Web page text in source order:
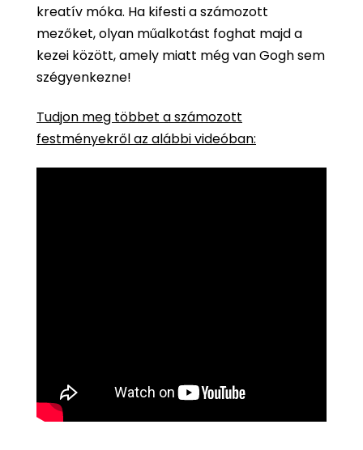
kreatív móka. Ha kifesti a számozott
mezőket, olyan műalkotást foghat majd a
kezei között, amely miatt még van Gogh sem
szégyenkezne!
Tudjon meg többet a számozott
festményekről az alábbi videóban: